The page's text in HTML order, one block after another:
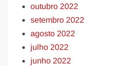
outubro 2022
setembro 2022
agosto 2022
julho 2022
junho 2022